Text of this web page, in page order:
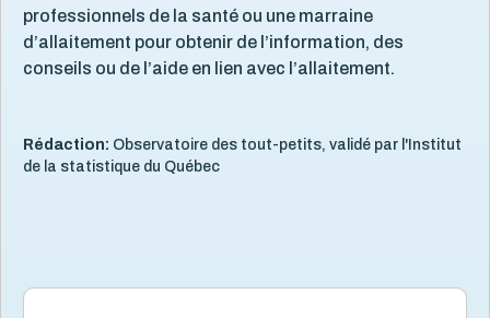
professionnels de la santé ou une marraine
d’allaitement pour obtenir de l’information, des
conseils ou de l’aide en lien avec l’allaitement.
Rédaction: Observatoire des tout-petits, validé par l'Institut
de la statistique du Québec